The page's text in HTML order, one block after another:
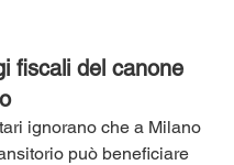
fiscali del canone
ignorano che a Milano
può beneficiare